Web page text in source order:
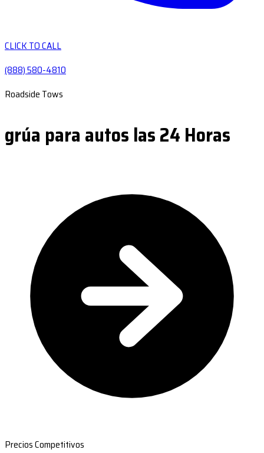
CLICK TO CALL
(888) 580-4810
Roadside Tows
grúa para autos las 24 Horas
Precios Competitivos